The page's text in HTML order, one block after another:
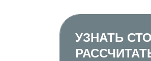
УЗНАТЬ